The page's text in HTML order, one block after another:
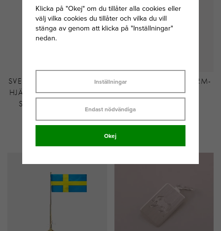
SVEDBOM MÅNADSSTEN
HJÄRTA NOVEMBER/GUL
STEN 34 CM SILVER
THOMAS SABO CHARM-
HÄNGSMYCKE
GULDPLÄTERAD
Klicka på "Okej" om du tillåter alla cookies eller
välj vilka cookies du tillåter och vilka du vill
stänga av genom att klicka på "Inställningar"
nedan.
Inställningar
Endast nödvändiga
Okej